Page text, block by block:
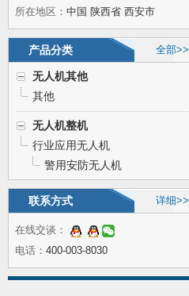
所在地区： 中国 陕西省 西安市
产品分类 全部>>
无人机其他
其他
无人机整机
行业应用无人机
警用安防无人机
联系方式 详细>>
在线交谈：
电话： 400-003-8030